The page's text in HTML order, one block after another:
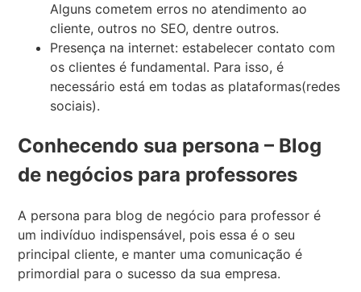
Alguns cometem erros no atendimento ao
cliente, outros no SEO, dentre outros.
Presença na internet: estabelecer contato com
os clientes é fundamental. Para isso, é
necessário está em todas as plataformas(redes
sociais).
Conhecendo sua persona – Blog
de negócios para professores
A persona para blog de negócio para professor é
um indivíduo indispensável, pois essa é o seu
principal cliente, e manter uma comunicação é
primordial para o sucesso da sua empresa.